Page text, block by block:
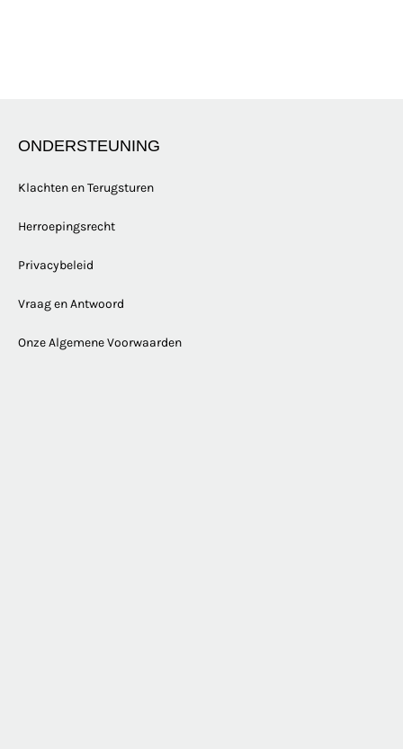
ONDERSTEUNING
Klachten en Terugsturen
Herroepingsrecht
Privacybeleid
Vraag en Antwoord
Onze Algemene Voorwaarden